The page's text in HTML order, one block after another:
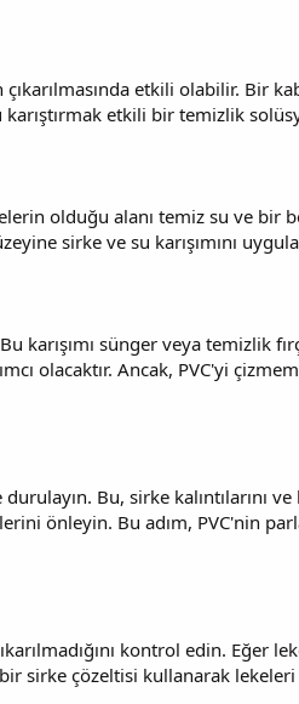
etkili olabilir. Bir
karıştırmak etkili bir temizlik
olduğu alanı temiz su ve bir
sirke ve su karışımını
karışımı sünger veya temizlik
olacaktır. Ancak, PVC'yi
Bu, sirke kalıntılarını
önleyin. Bu adım, PVC'nin
kontrol edin. Eğer
çözeltisi kullanarak lekeleri